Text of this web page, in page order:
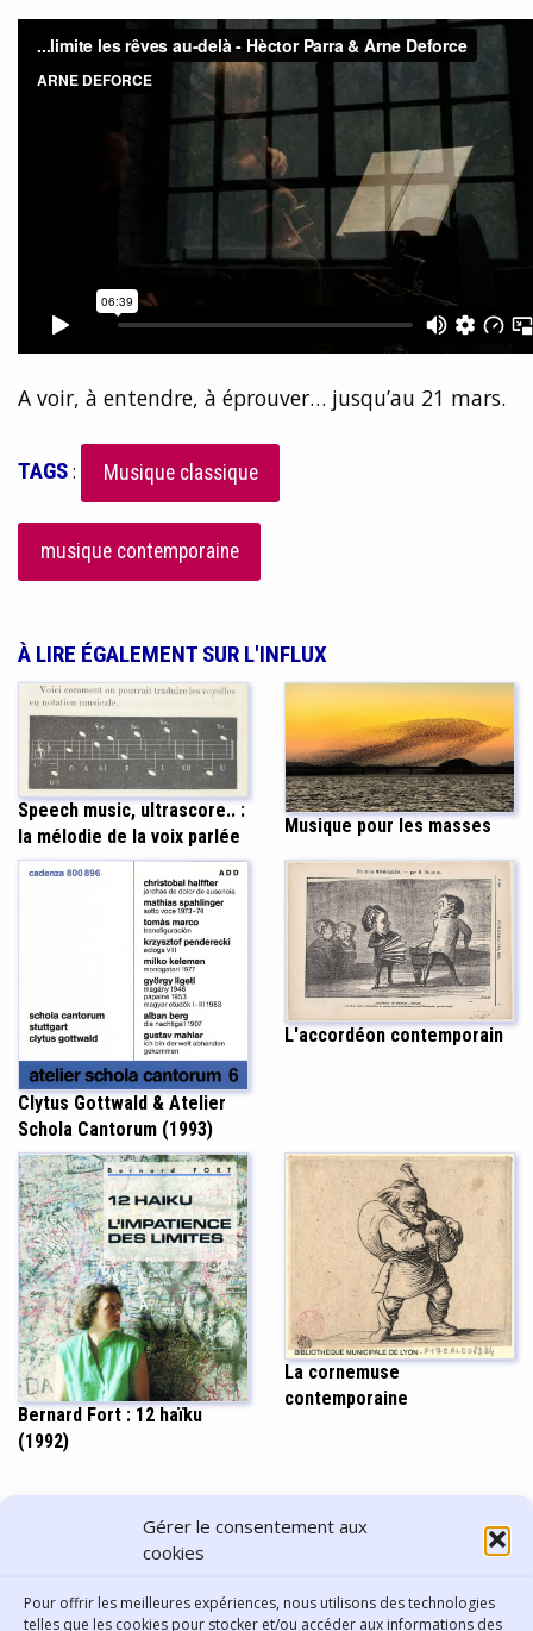
Gérer le consentement aux
cookies
Pour offrir les meilleures expériences, nous utilisons des technologies
telles que les cookies pour stocker et/ou accéder aux informations des
A voir, à entendre, à éprouver… jusqu’au 21 mars.
TAGS: Musique classique
musique contemporaine
À LIRE ÉGALEMENT SUR L'INFLUX
Speech music, ultrascore.. :
la mélodie de la voix parlée
Musique pour les masses
Clytus Gottwald & Atelier
Schola Cantorum (1993)
L'accordéon contemporain
Bernard Fort : 12 haïku
(1992)
La cornemuse
contemporaine
PARTAGER CET ARTICLE